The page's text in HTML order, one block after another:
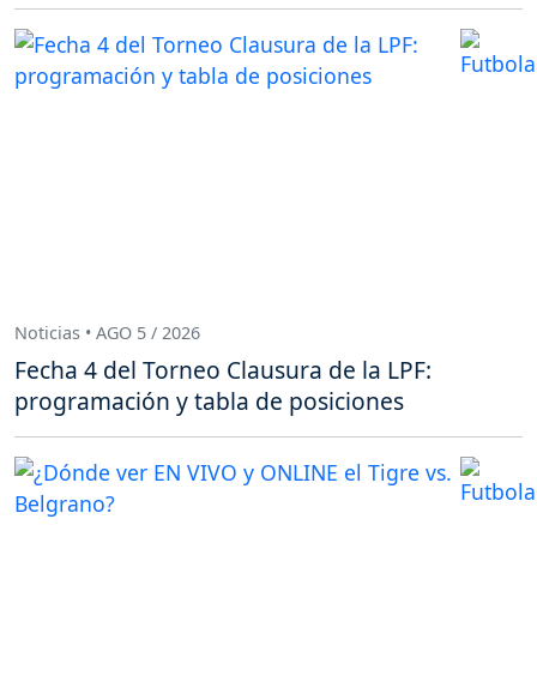
Noticias • AGO 5 / 2026
Fecha 4 del Torneo Clausura de la LPF:
programación y tabla de posiciones